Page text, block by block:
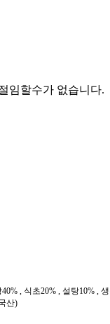
임할수가 없습니다.
, 식초20% , 설탕10% ,
산)